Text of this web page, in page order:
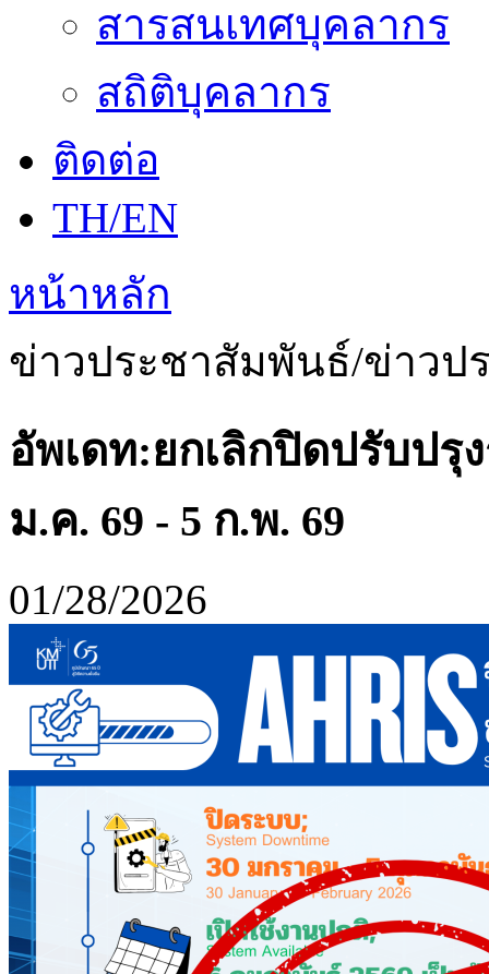
สารสนเทศบุคลากร
สถิติบุคลากร
ติดต่อ
TH/EN
หน้าหลัก
ข่าวประชาสัมพันธ์/ข่าวป
อัพเดท:ยกเลิกปิดปรับปรุ
ม.ค. 69 - 5 ก.พ. 69
01/28/2026